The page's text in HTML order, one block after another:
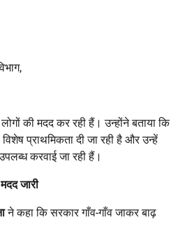
की मदद कर रही हैं। उन्होंने बताया कि
प्राथमिकता दी जा रही है और उन्हें
करवाई जा रही हैं।
जारी
ने कहा कि सरकार गाँव-गाँव जाकर बाढ़